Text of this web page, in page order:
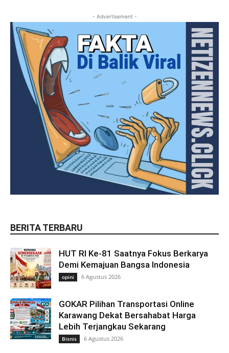
- Advertisement -
BERITA TERBARU
HUT RI Ke-81 Saatnya Fokus Berkarya
Demi Kemajuan Bangsa Indonesia
opini 6 Agustus 2026
GOKAR Pilihan Transportasi Online
Karawang Dekat Bersahabat Harga
Lebih Terjangkau Sekarang
Bisnis 6 Agustus 2026